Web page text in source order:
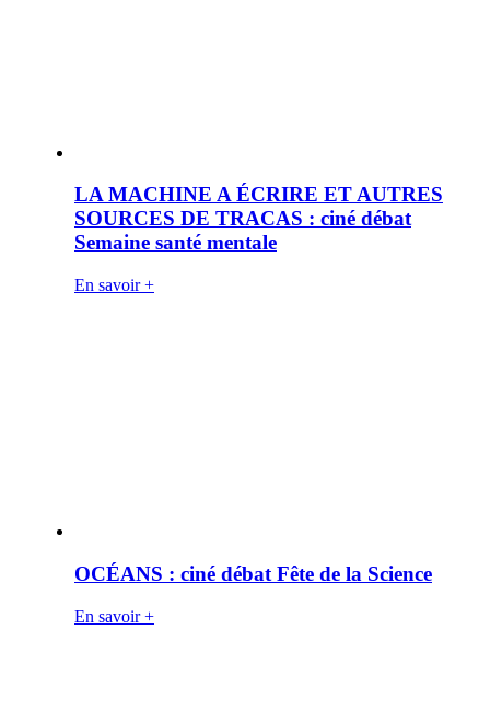
LA MACHINE A ÉCRIRE ET AUTRES
SOURCES DE TRACAS : ciné débat
Semaine santé mentale
En savoir +
OCÉANS : ciné débat Fête de la Science
En savoir +